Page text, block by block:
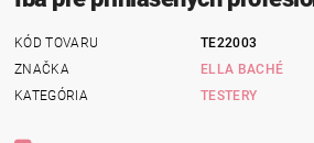
KÓD TOVARU
TE22003
ZNAČKA
ELLA BACHÉ
KATEGÓRIA
TESTERY